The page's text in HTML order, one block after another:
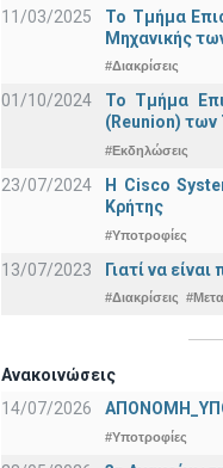
11/03/2025
Το Τμήμα
Μηχανικής
#Διακρίσεις
01/10/2024
Το Τμήμα
(Reunion) των
#Εκδηλώσεις
23/07/2024
Η Cisco
Κρήτης
#Υποτροφίες
13/07/2023 Γιατί να
#Διακρίσεις
Ανακοινώσεις
14/07/2026
#Υποτροφίες